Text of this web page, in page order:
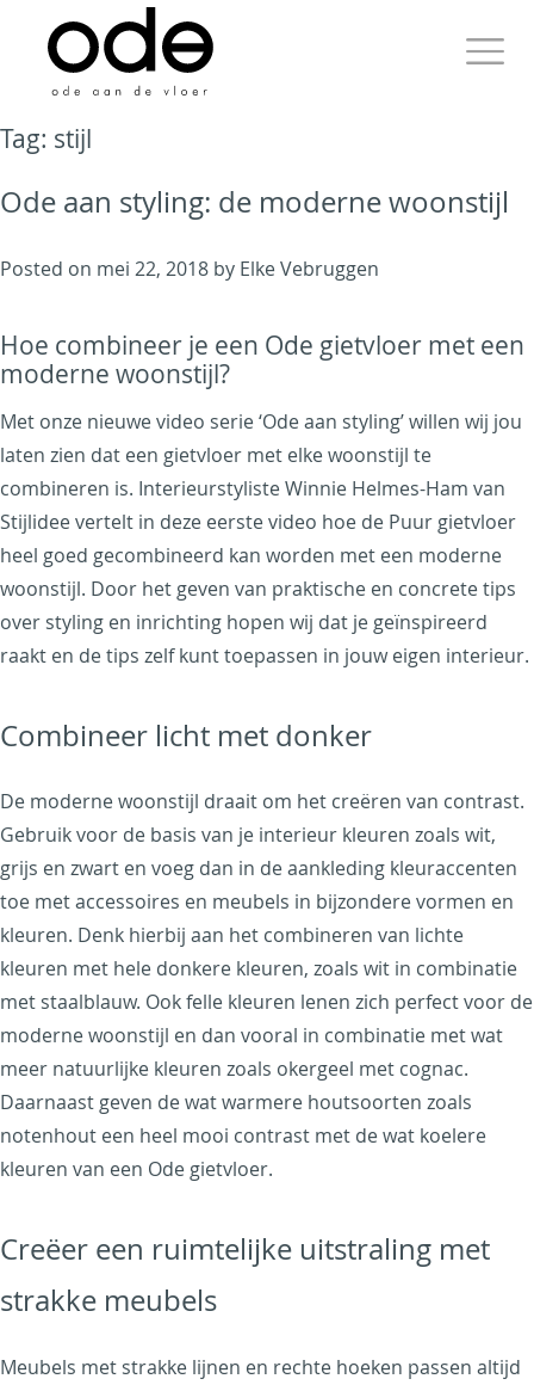
content
Ode aan de Vloer
Just another WordPress
site
Tag: stijl
Ode aan styling: de moderne woonstijl
Posted on mei 22, 2018 by Elke Vebruggen
Hoe combineer je een Ode gietvloer met een
moderne woonstijl?
Met onze nieuwe video serie ‘Ode aan styling’ willen wij jou
laten zien dat een gietvloer met elke woonstijl te
combineren is. Interieurstyliste Winnie Helmes-Ham van
Stijlidee vertelt in deze eerste video hoe de Puur gietvloer
heel goed gecombineerd kan worden met een moderne
woonstijl. Door het geven van praktische en concrete tips
over styling en inrichting hopen wij dat je geïnspireerd
raakt en de tips zelf kunt toepassen in jouw eigen interieur.
Combineer licht met donker
De moderne woonstijl draait om het creëren van contrast.
Gebruik voor de basis van je interieur kleuren zoals wit,
grijs en zwart en voeg dan in de aankleding kleuraccenten
toe met accessoires en meubels in bijzondere vormen en
kleuren. Denk hierbij aan het combineren van lichte
kleuren met hele donkere kleuren, zoals wit in combinatie
met staalblauw. Ook felle kleuren lenen zich perfect voor de
moderne woonstijl en dan vooral in combinatie met wat
meer natuurlijke kleuren zoals okergeel met cognac.
Daarnaast geven de wat warmere houtsoorten zoals
notenhout een heel mooi contrast met de wat koelere
kleuren van een Ode gietvloer.
Creëer een ruimtelijke uitstraling met
strakke meubels
Meubels met strakke lijnen en rechte hoeken passen altijd